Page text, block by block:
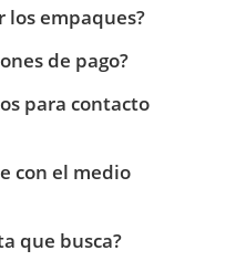
los empaques?
de pago?
para contacto
con el medio
que busca?